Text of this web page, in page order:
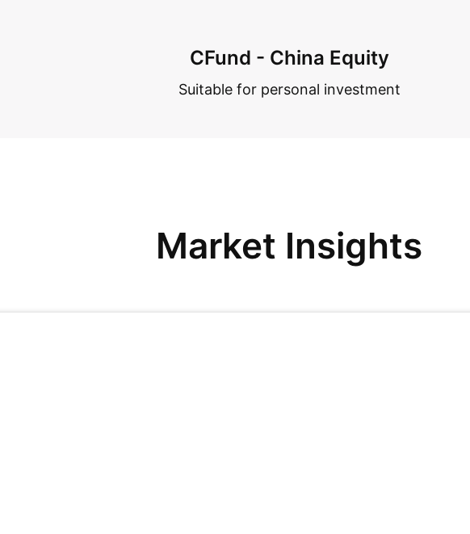
CFund - China Equity
Suitable for personal investment
Market Insights